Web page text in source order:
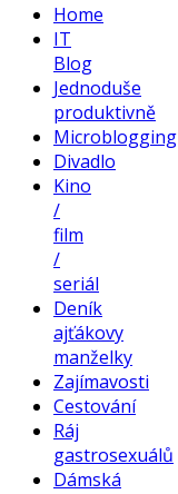
Home
IT
Blog
Jednoduše
produktivně
Microblogging
Divadlo
Kino
/
film
/
seriál
Deník
ajťákovy
manželky
Zajímavosti
Cestování
Ráj
gastrosexuálů
Dámská